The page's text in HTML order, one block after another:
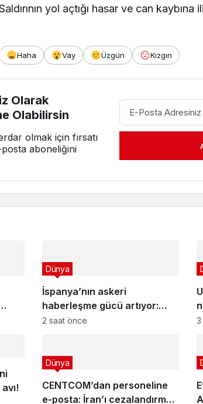
yol açtığı hasar ve can
Haha Vay Üzgün Kızgın
Olarak
Olabilirsin
olmak için fırsatı
aboneliğini
İspanya’nın askeri
haberleşme gücü artıyor:
SpainSat NG III yolda!
Dünya
2 saat önce 3
CENTCOM’dan personeline
e-posta: İran’ı cezalandırmak
Dünya